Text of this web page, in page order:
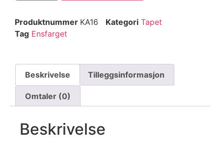
Produktnummer KA16 Kategori Tapet
Tag Ensfarget
Beskrivelse Tilleggsinformasjon
Omtaler (0)
Beskrivelse